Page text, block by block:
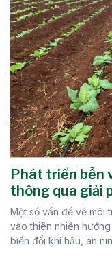
Phát triển bền
thông qua giải
Một số vấn đề về môi
vào thiên nhiên
biến đổi khí hậu, an